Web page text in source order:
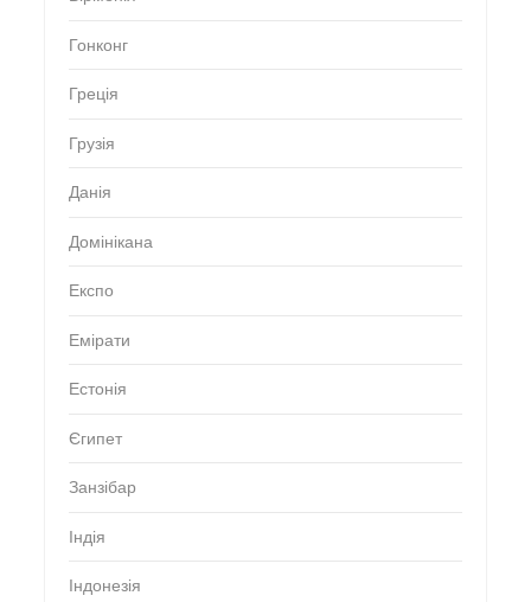
Гонконг
Греція
Грузія
Данія
Домінікана
Експо
Емірати
Естонія
Єгипет
Занзібар
Індія
Індонезія